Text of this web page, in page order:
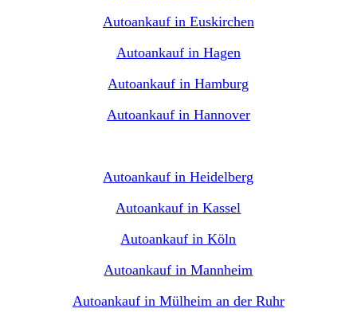
Autoankauf in Euskirchen
Autoankauf in Hagen
Autoankauf in Hamburg
Autoankauf in Hannover
Autoankauf in Heidelberg
Autoankauf in Kassel
Autoankauf in Köln
Autoankauf in Mannheim
Autoankauf in Mülheim an der Ruhr